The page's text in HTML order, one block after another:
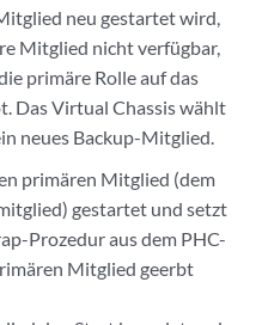
neu gestartet wird,
Mitglied nicht verfügbar,
primäre Rolle auf das
Das Virtual Chassis wählt
neues Backup-Mitglied.
primären Mitglied (dem
gestartet und setzt
Prozedur aus dem PHC-
Mitglied geerbt